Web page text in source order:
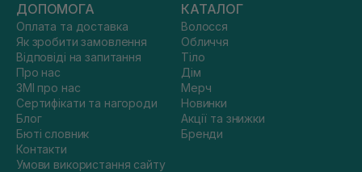
ДОПОМОГА
Оплата та доставка
Як зробити замовлення
Відповіді на запитання
Про нас
ЗМІ про нас
Сертифікати та нагороди
Блог
Бюті словник
Контакти
Умови використання сайту
КАТАЛОГ
Волосся
Обличчя
Тіло
Дім
Мерч
Новинки
Акції та знижки
Бренди